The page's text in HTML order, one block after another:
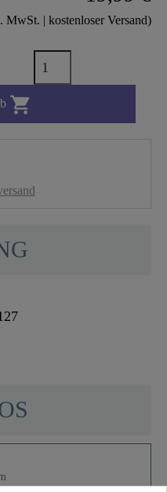
MwSt. | kostenloser Versand)
